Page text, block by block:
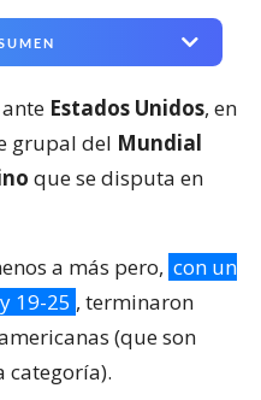
Estados Unidos, en
grupal del Mundial
que se disputa en
a más pero, con un
19-25 , terminaron
(que son
categoría).